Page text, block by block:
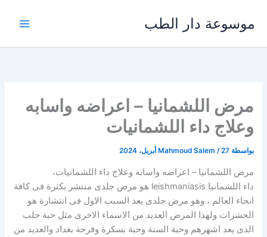
المحتوى
موسوعة دار الطب
مرض اللشمانيا – اعراضه واسابه
وعلاج داء اللشمانيات
بواسطة Mahmoud Salem /27 أبريل، 2024
مرض اللشمانيا – اعراضه واسابه وعلاج داء اللشمانيات،
داء اللشمانيا leishmaniasis هو مرض جلدى منتشر بكثرة فى كافة
انحاء العالم ، وهو مرض جلدى يعد السبب الاول فى انتشارة هو
الحشرات ولهذا المرض العديد من الاسماء الاخرى مثل حبة حلب
الذى يعد اشهرهم وحبة السنة وحبة بسكرة وقرحة بغداد والعديد من